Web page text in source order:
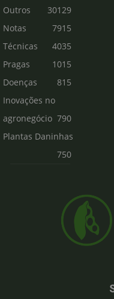
30129
Outros
7915
Notas
Técnicas
4035
Pragas
1015
Doenças
815
Inovações no
agronegócio 790
Plantas Daninhas
750